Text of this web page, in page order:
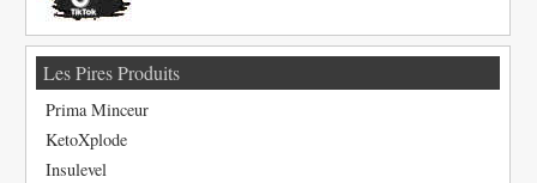
Les Pires Produits
Prima Minceur
KetoXplode
Insulevel